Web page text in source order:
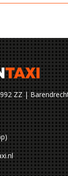
ZZ |